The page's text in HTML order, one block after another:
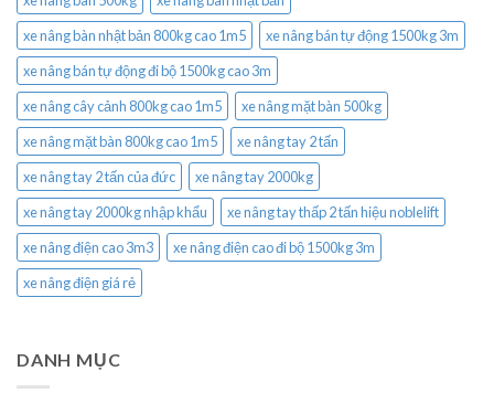
xe nâng bàn nhật bản 800kg cao 1m5
xe nâng bán tự động 1500kg 3m
xe nâng bán tự động đi bộ 1500kg cao 3m
xe nâng cây cảnh 800kg cao 1m5
xe nâng mặt bàn 500kg
xe nâng mặt bàn 800kg cao 1m5
xe nâng tay 2 tấn
xe nâng tay 2 tấn của đức
xe nâng tay 2000kg
xe nâng tay 2000kg nhập khẩu
xe nâng tay thấp 2 tấn hiệu noblelift
xe nâng điện cao 3m3
xe nâng điện cao đi bộ 1500kg 3m
xe nâng điện giá rẻ
DANH MỤC